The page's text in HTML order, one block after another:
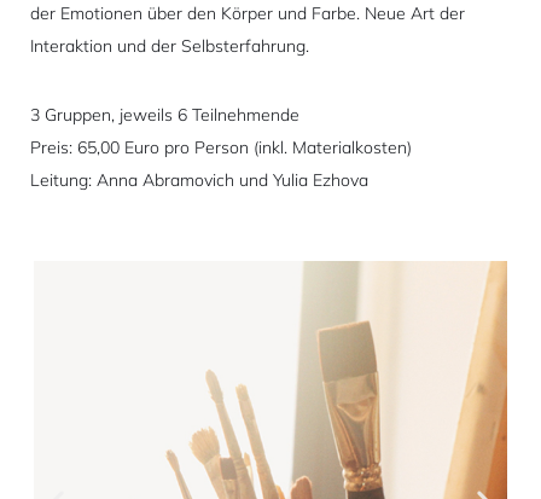
der Emotionen über den Körper und Farbe. Neue Art der
Interaktion und der Selbsterfahrung.
3 Gruppen, jeweils 6 Teilnehmende
Preis: 65,00 Euro pro Person (inkl. Materialkosten)
Leitung: Anna Abramovich und Yulia Ezhova